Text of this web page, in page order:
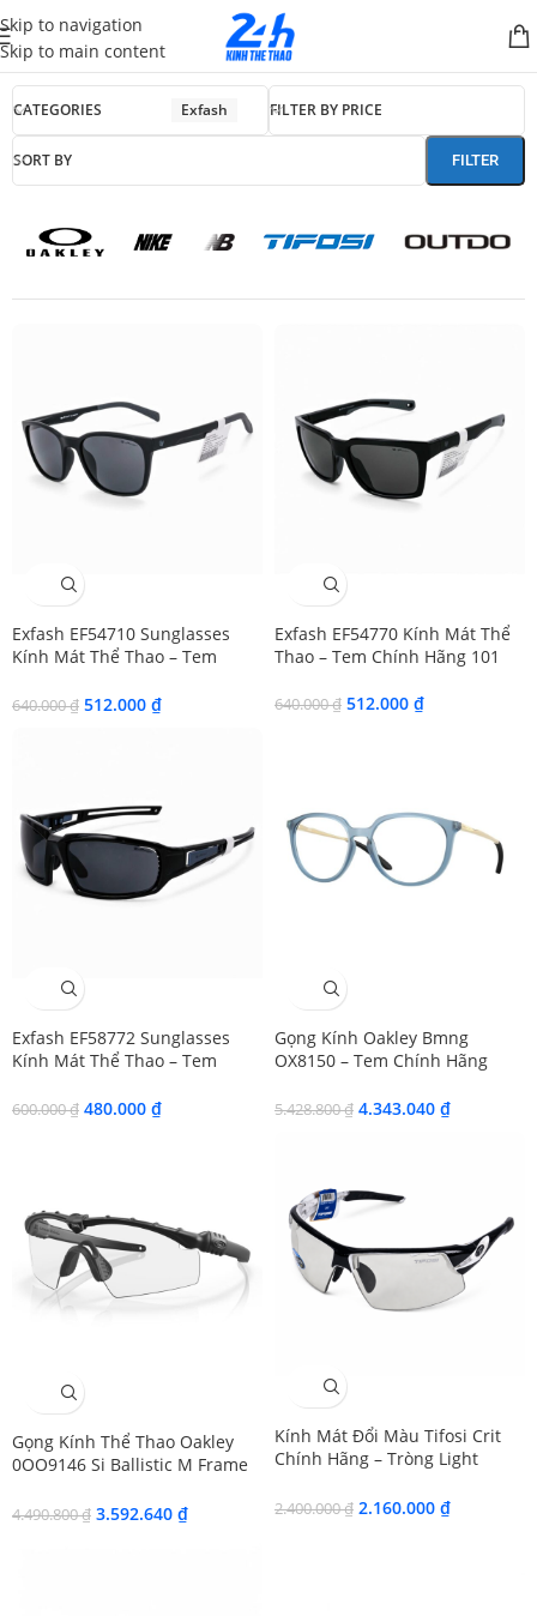
Skip to navigation
Skip to main content
CATEGORIES Exfash FILTER BY PRICE
SORT BY FILTER
Exfash EF54710 Sunglasses
Kính Mát Thể Thao – Tem
640.000₫ 512.000 ₫
Exfash EF54770 Kính Mát Thể
Thao – Tem Chính Hãng 101
640.000₫ 512.000 ₫
Exfash EF58772 Sunglasses
Kính Mát Thể Thao – Tem
600.000₫ 480.000 ₫
Gọng Kính Oakley Bmng
OX8150 – Tem Chính Hãng
5.428.800₫ 4.343.040 ₫
Gọng Kính Thể Thao Oakley
0OO9146 Si Ballistic M Frame
Luxottica
4.490.800₫ 3.592.640 ₫
Kính Mát Đổi Màu Tifosi Crit
Chính Hãng – Tròng Light
2.400.000₫ 2.160.000 ₫